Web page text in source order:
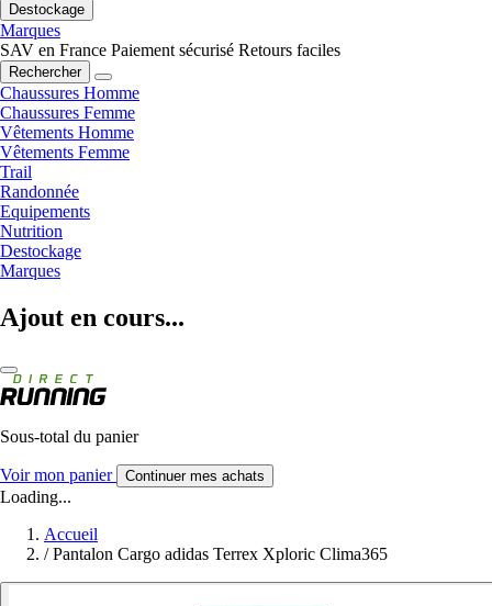
Destockage
Marques
SAV en France Paiement sécurisé Retours faciles
Rechercher
Chaussures Homme
Chaussures Femme
Vêtements Homme
Vêtements Femme
Trail
Randonnée
Equipements
Nutrition
Destockage
Marques
Ajout en cours...
Sous-total du panier
Voir mon panier Continuer mes achats
Loading...
Accueil
/ Pantalon Cargo adidas Terrex Xploric Clima365